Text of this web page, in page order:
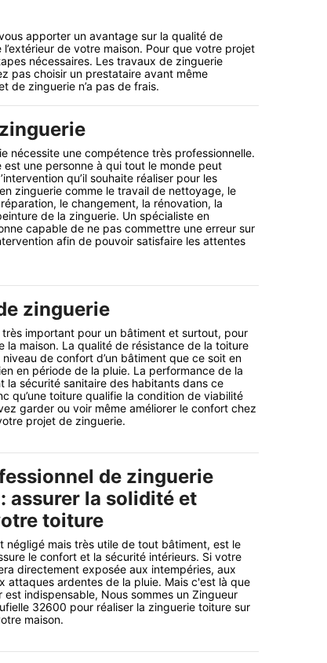
apporter un avantage sur la qualité de
de votre maison. Pour que votre projet
nécessaires. Les travaux de zinguerie
pas choisir un prestataire avant même
de zinguerie n’a pas de frais.
nécessite une compétence très professionnelle.
est une personne à qui tout le monde peut
qu’il souhaite réaliser pour les
zinguerie comme le travail de nettoyage, le
le changement, la rénovation, la
de la zinguerie. Un spécialiste en
capable de ne pas commettre une erreur sur
afin de pouvoir satisfaire les attentes
zinguerie
important pour un bâtiment et surtout, pour
la maison. La qualité de résistance de la toiture
de confort d’un bâtiment que ce soit en
en période de la pluie. La performance de la
la sécurité sanitaire des habitants dans ce
qu’une toiture qualifie la condition de viabilité
garder ou voir même améliorer le confort chez
projet de zinguerie.
de zinguerie
assurer la solidité et
toiture
négligé mais très utile de tout bâtiment, est le
le confort et la sécurité intérieurs. Si votre
directement exposée aux intempéries, aux
attaques ardentes de la pluie. Mais c'est là que
indispensable, Nous sommes un Zingueur
32600 pour réaliser la zinguerie toiture sur
maison.